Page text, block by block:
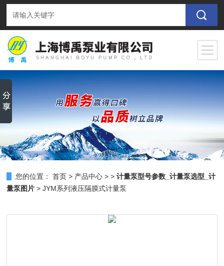
您的位置： 首页 > 产品中心 > >计量泵型号参数_计量泵选型_计
量泵图片 > JYM系列液压隔膜式计量泵